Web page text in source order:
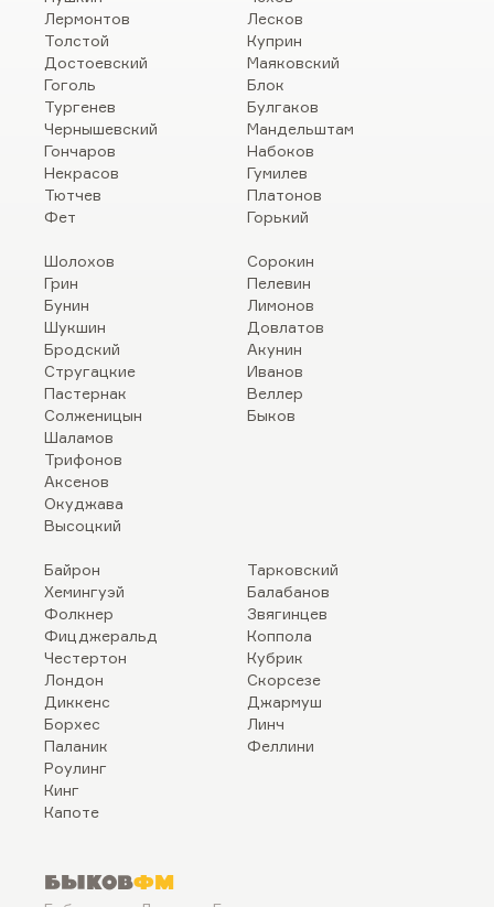
Лермонтов
Толстой
Достоевский
Гоголь
Тургенев
Чернышевский
Гончаров
Некрасов
Тютчев
Фет
Лесков
Куприн
Маяковский
Блок
Булгаков
Мандельштам
Набоков
Гумилев
Платонов
Горький
Шолохов
Грин
Бунин
Шукшин
Бродский
Стругацкие
Пастернак
Солженицын
Шаламов
Трифонов
Аксенов
Окуджава
Высоцкий
Сорокин
Пелевин
Лимонов
Довлатов
Акунин
Иванов
Веллер
Быков
Байрон
Хемингуэй
Фолкнер
Фицджеральд
Честертон
Лондон
Диккенс
Борхес
Паланик
Роулинг
Кинг
Капоте
Тарковский
Балабанов
Звягинцев
Коппола
Кубрик
Скорсезе
Джармуш
Линч
Феллини
БыковФМ